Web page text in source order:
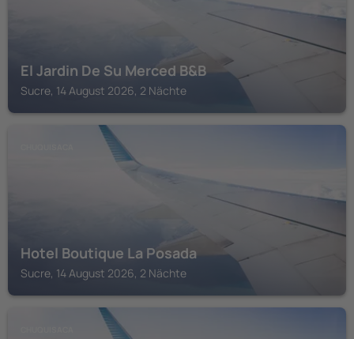
El Jardin De Su Merced B&B
Sucre, 14 August 2026, 2 Nächte
Hotel Boutique La Posada
Sucre, 14 August 2026, 2 Nächte